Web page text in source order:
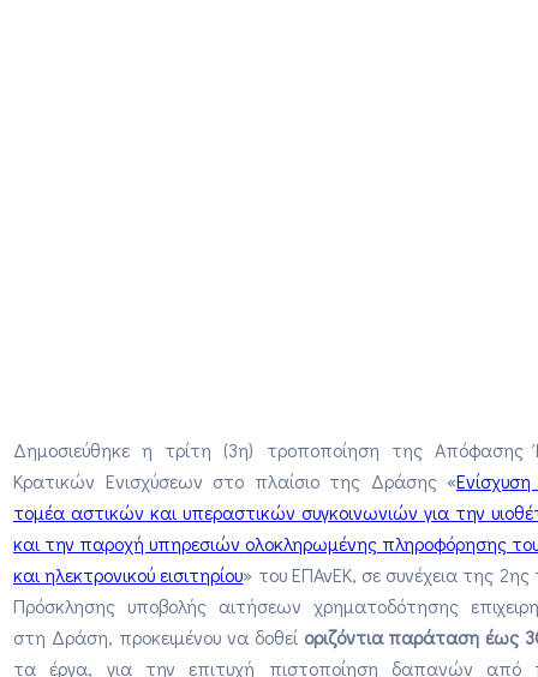
Δημοσιεύθηκε η τρίτη (3η) τροποποίηση της Απόφασης
Κρατικών Ενισχύσεων στο πλαίσιο της Δράσης «
τομέα αστικών και υπεραστικών συγκοινωνιών για την
και την παροχή υπηρεσιών ολοκληρωμένης πληροφόρησης του
και ηλεκτρονικού εισιτηρίου» του ΕΠΑνΕΚ, σε συνέχεια της
Πρόσκλησης υποβολής αιτήσεων χρηματοδότησης
στη Δράση, προκειμένου να δοθεί οριζόντια παράταση έως
τα έργα, για την επιτυχή πιστοποίηση δαπανών από